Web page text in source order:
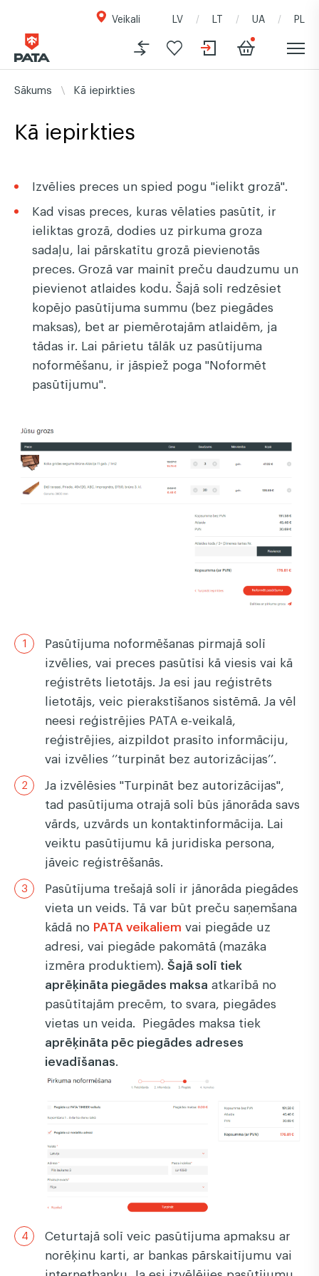
Veikali LV LT UA PL
Sākums Kā iepirkties
Kā iepirkties
Izvēlies preces un spied pogu "ielikt grozā".
Kad visas preces, kuras vēlaties pasūtīt, ir
ieliktas grozā, dodies uz pirkuma groza
sadaļu, lai pārskatītu grozā pievienotās
preces. Grozā var mainīt preču daudzumu un
pievienot atlaides kodu. Šajā solī redzēsiet
kopējo pasūtījuma summu (bez piegādes
maksas), bet ar piemērotajām atlaidēm, ja
tādas ir. Lai pārietu tālāk uz pasūtījuma
noformēšanu, ir jāspiež poga "Noformēt
pasūtījumu".
Pasūtījuma noformēšanas pirmajā solī
izvēlies, vai preces pasūtīsi kā viesis vai kā
reģistrēts lietotājs. Ja esi jau reģistrēts
lietotājs, veic pierakstīšanos sistēmā. Ja vēl
neesi reģistrējies PATA e-veikalā,
reģistrējies, aizpildot prasīto informāciju,
vai izvēlies ‘’turpināt bez autorizācijas’’.
Ja izvēlēsies "Turpināt bez autorizācijas",
tad pasūtījuma otrajā solī būs jānorāda savs
vārds, uzvārds un kontaktinformācija. Lai
veiktu pasūtījumu kā juridiska persona,
jāveic reģistrēšanās.
Pasūtījuma trešajā solī ir jānorāda piegādes
vieta un veids. Tā var būt preču saņemšana
kādā no PATA veikaliem vai piegāde uz
adresi, vai piegāde pakomātā (mazāka
izmēra produktiem). Šajā solī tiek
aprēķināta piegādes maksa atkarībā no
pasūtītajām precēm, to svara, piegādes
vietas un veida. Piegādes maksa tiek
aprēķināta pēc piegādes adreses
ievadīšanas.
Ceturtajā solī veic pasūtījuma apmaksu ar
norēķinu karti, ar bankas pārskaitījumu vai